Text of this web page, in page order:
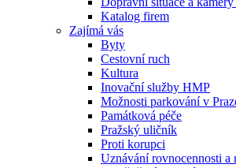
Katalog firem
Zajímá vás
Byty
Cestovní ruch
Kultura
Inovační služby HMP
Možnosti parkování v
Památková péče
Pražský uličník
Proti korupci
Uznávání rovnocennosti a